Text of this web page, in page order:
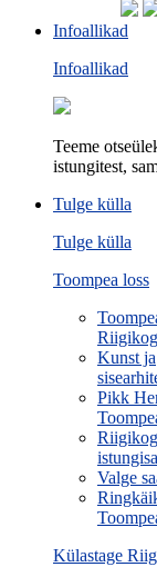
Infoallikad
Infoallikad
Teeme
istungitest,
Tulge külla
Tulge külla
Toompea loss
Kunst ja
Pikk
Valge
Külastage